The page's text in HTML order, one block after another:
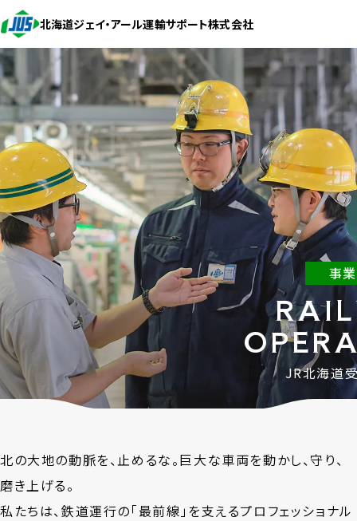
北海道ジェイ・アール運輸サポート株式会社
HOME
企業情報
企業情報
代表あいさつ
会社概要
組織図
事業所所在地
決算公告
沿革
情報公開
事業内容
事業内容
JR北海道受託業務部門
事業開発部門
賃貸情報
お知らせ
採用情報
お問い合わせ
事
JR北海道
北の大地の動脈を、止めるな。巨大な車両を動かし、守り、
磨き上げる。
私たちは、鉄道運行の「最前線」を支えるプロフェッショナル